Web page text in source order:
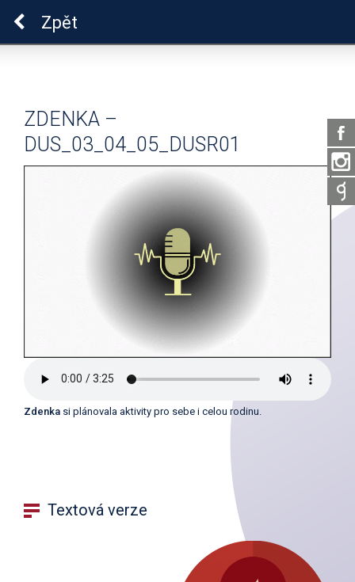
Zpět
ZDENKA –
DUS_03_04_05_DUSR01
Zdenka si plánovala aktivity pro sebe i celou rodinu.
Textová verze